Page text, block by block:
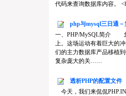
代码来查询数据库内容。
php与mysql三日通－
一、PHP/MySQL简介 您
上。这场运动有着巨大的
们的主力数据库产品移植
复杂庞大的关……
透析PHP的配置文件
今天，我们来侃侃